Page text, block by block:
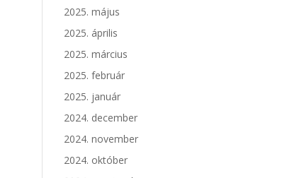
2025. május
2025. április
2025. március
2025. február
2025. január
2024. december
2024. november
2024. október